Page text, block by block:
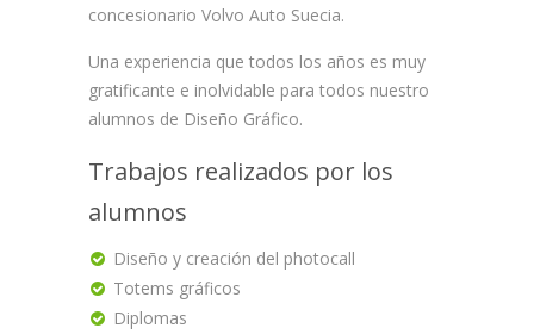
concesionario Volvo Auto Suecia.
Una experiencia que todos los años es muy
gratificante e inolvidable para todos nuestro
alumnos de Diseño Gráfico.
Trabajos realizados por los
alumnos
Diseño y creación del photocall
Totems gráficos
Diplomas